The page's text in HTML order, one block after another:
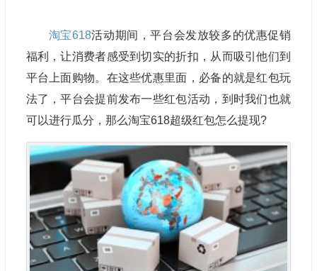
淘宝618活动期间，平台会发放较多的优惠促销
福利，让消费者感受到切实的折扣，从而吸引他们到
平台上面购物。在这些优惠里面，必备的就是红包玩
法了，平台会提前发布一些红包活动，到时我们也就
可以进行瓜分，那么淘宝618超级红包怎么提现?